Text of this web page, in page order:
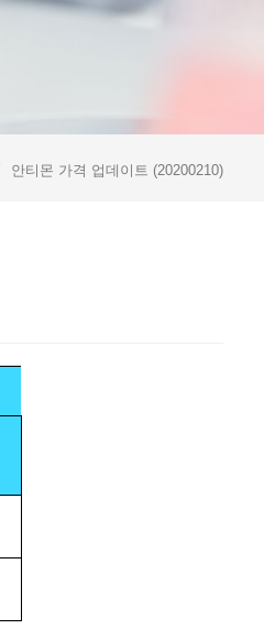
안티몬 가격 업데이트 (20200210)